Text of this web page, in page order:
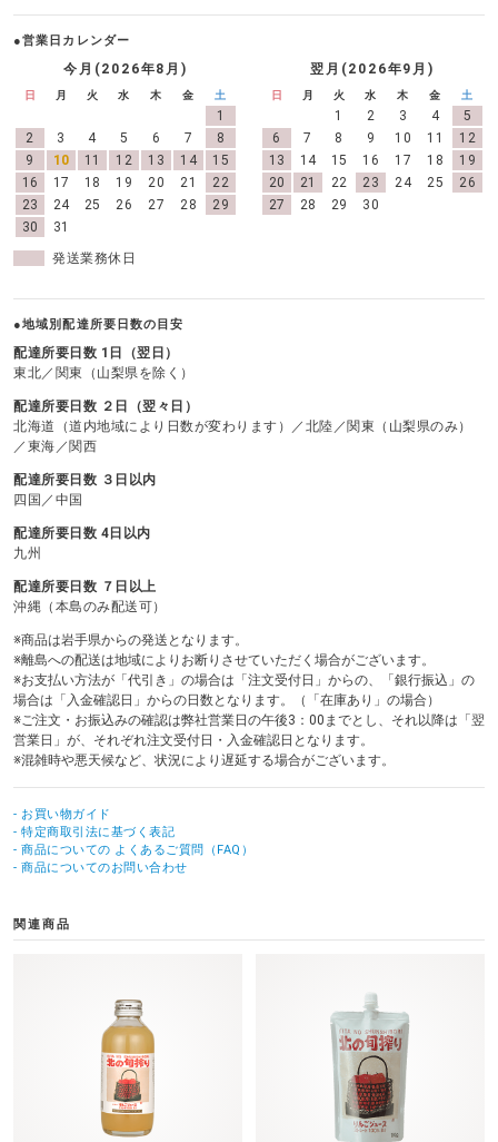
●営業日カレンダー
今月(2026年8月)
日 月 火 水 木 金 土
1
2
3 4 5 6 7
8
9
10 11 12 13 14
15
16
17 18 19 20 21
22
23
24 25 26 27 28
29
30
31
翌月(2026年9月)
日 月 火 水 木 金 土
1 2 3 4
5
6
7 8 9 10 11
12
13
14 15 16 17 18
19
20
21 22 23 24 25
26
27
28 29 30
発送業務休日
●地域別配達所要日数の目安
配達所要日数 1日（翌日）
東北／関東（山梨県を除く）
配達所要日数 ２日（翌々日）
北海道（道内地域により日数が変わります）／北陸／関東（山梨県のみ）
／東海／関西
配達所要日数 ３日以内
四国／中国
配達所要日数 4日以内
九州
配達所要日数 ７日以上
沖縄（本島のみ配送可）
※商品は岩手県からの発送となります。
※離島への配送は地域によりお断りさせていただく場合がございます。
※お支払い方法が「代引き」の場合は「注文受付日」からの、「銀行振込」の
場合は「入金確認日」からの日数となります。（「在庫あり」の場合）
※ご注文・お振込みの確認は弊社営業日の午後3：00までとし、それ以降は「翌
営業日」が、それぞれ注文受付日・入金確認日となります。
※混雑時や悪天候など、状況により遅延する場合がございます。
- お買い物ガイド
- 特定商取引法に基づく表記
- 商品についての よくあるご質問（FAQ）
- 商品についてのお問い合わせ
関連商品